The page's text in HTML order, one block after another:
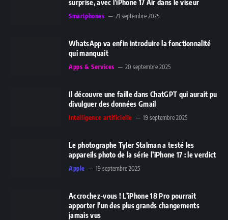
surprise, avec l’iPhone 17 Air dans le viseur
Smartphones 21 septembre 2025
WhatsApp va enfin introduire la fonctionnalité
qui manquait
Apps & Services 20 septembre 2025
Il découvre une faille dans ChatGPT qui aurait pu
divulguer des données Gmail
Intelligence artificielle 19 septembre 2025
Le photographe Tyler Stalman a testé les
appareils photo de la série l’iPhone 17 : le verdict
Apple 19 septembre 2025
Accrochez-vous ! L’iPhone 18 Pro pourrait
apporter l’un des plus grands changements
jamais vus